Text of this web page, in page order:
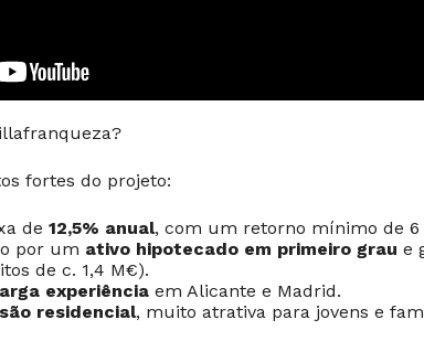
fortes do projeto:
de 12,5% anual, com um retorno mínimo de 6
por um ativo hipotecado em primeiro grau e
de c. 1,4 M€).
experiência em Alicante e Madrid.
residencial, muito atrativa para jovens e